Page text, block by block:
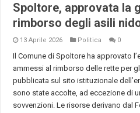
Spoltore, approvata la
rimborso degli asili
13 Aprile 2026 Politica 0
Il Comune di Spoltore ha approvato
ammessi al rimborso delle rette per
pubblicata sul sito istituzionale
sono state accolte, ad eccezione di
sovvenzioni. Le risorse derivano dal